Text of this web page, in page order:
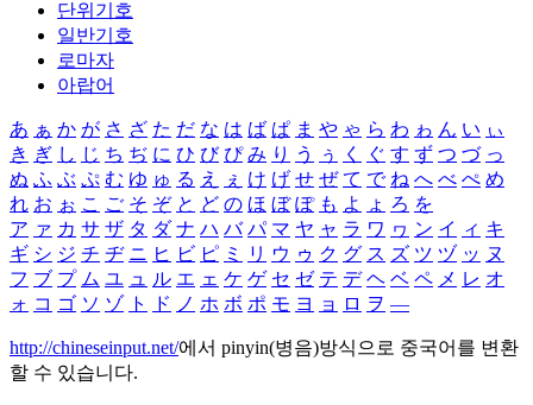
단위기호
일반기호
로마자
아랍어
あ ぁ か が さ ざ た だ な は ば ぱ ま や ゃ ら わ ゎ ん い ぃ
き ぎ し じ ち ぢ に ひ び ぴ み り う ぅ く ぐ す ず つ づ っ
ぬ ふ ぶ ぷ む ゆ ゅ る え ぇ け げ せ ぜ て で ね へ べ ぺ め
れ お ぉ こ ご そ ぞ と ど の ほ ぼ ぽ も よ ょ ろ を
ア ァ カ サ ザ タ ダ ナ ハ バ パ マ ヤ ャ ラ ワ ヮ ン イ ィ キ
ギ シ ジ チ ヂ ニ ヒ ビ ピ ミ リ ウ ゥ ク グ ス ズ ツ ヅ ッ ヌ
フ ブ プ ム ユ ュ ル エ ェ ケ ゲ セ ゼ テ デ ヘ ベ ペ メ レ オ
ォ コ ゴ ソ ゾ ト ド ノ ホ ボ ポ モ ヨ ョ ロ ヲ ―
http://chineseinput.net/에서 pinyin(병음)방식으로 중국어를 변환
할 수 있습니다.